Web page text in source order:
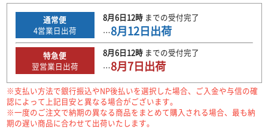
通常便
4営業日出荷
8月6日12時までの受付完了
…8月12日出荷
特急便
翌営業日出荷
8月6日12時までの受付完了
…8月7日出荷
※支払い方法で銀行振込やNP後払いを選択した場合、ご入金や与信の確
認によって上記目安と異なる場合がございます。
※一度のご注文で納期の異なる商品をまとめて購入される場合、最も納
期の遅い商品に合わせて出荷いたします。